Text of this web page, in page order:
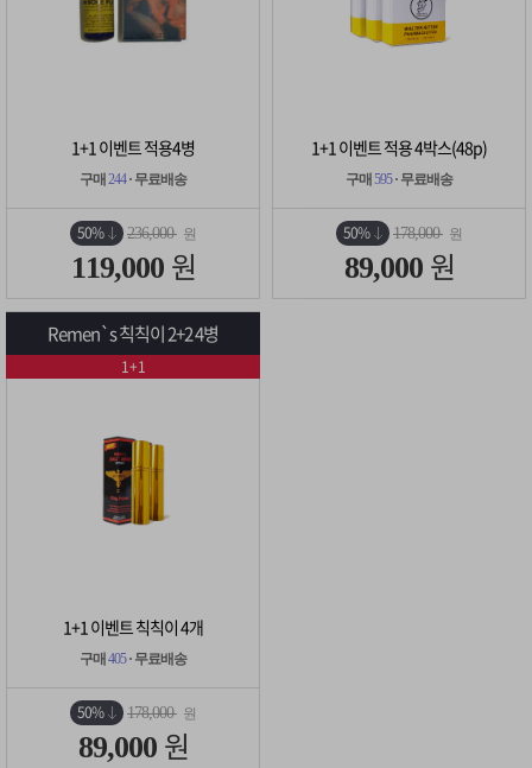
1+1 이벤트 적용4병
구매 244· 무료배송
50% 236,000 원
119,000 원
1+1 이벤트 적용 4박스(48p)
구매 595· 무료배송
50% 178,000 원
89,000 원
Remen`s 칙칙이 2+2 4병
1+1 이벤트 칙칙이 4개
구매 405· 무료배송
50% 178,000 원
89,000 원
1+1